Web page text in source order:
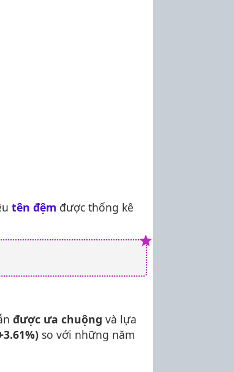
tên đệm được thống kê
được ưa chuộng và lựa
so với những năm